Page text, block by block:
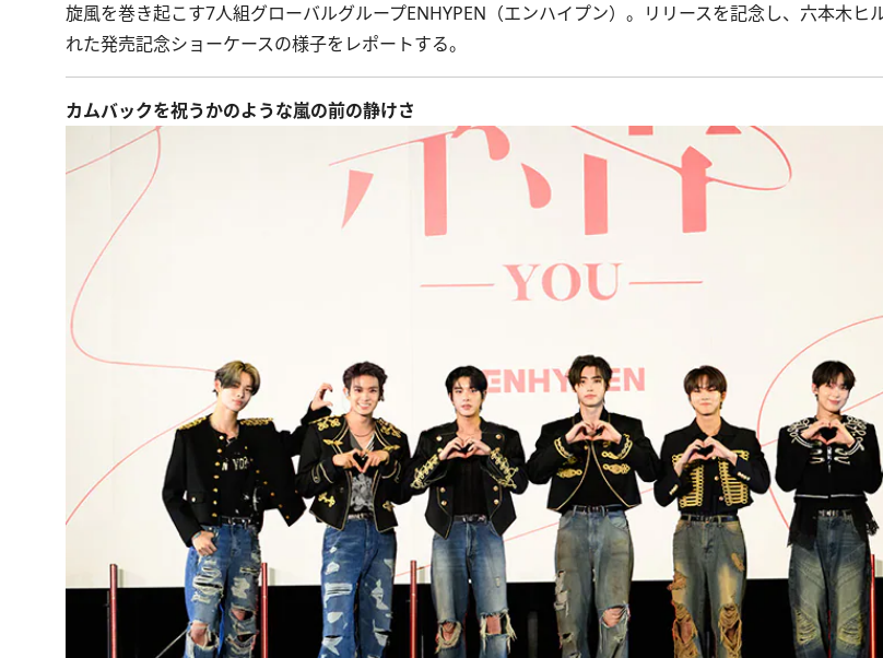
旋風を巻き起こす7人組グローバルグループENHYPEN（エンハイプン）。リリースを記念し、六本木ヒ
れた発売記念ショーケースの様子をレポートする。
カムバックを祝うかのような嵐の前の静けさ